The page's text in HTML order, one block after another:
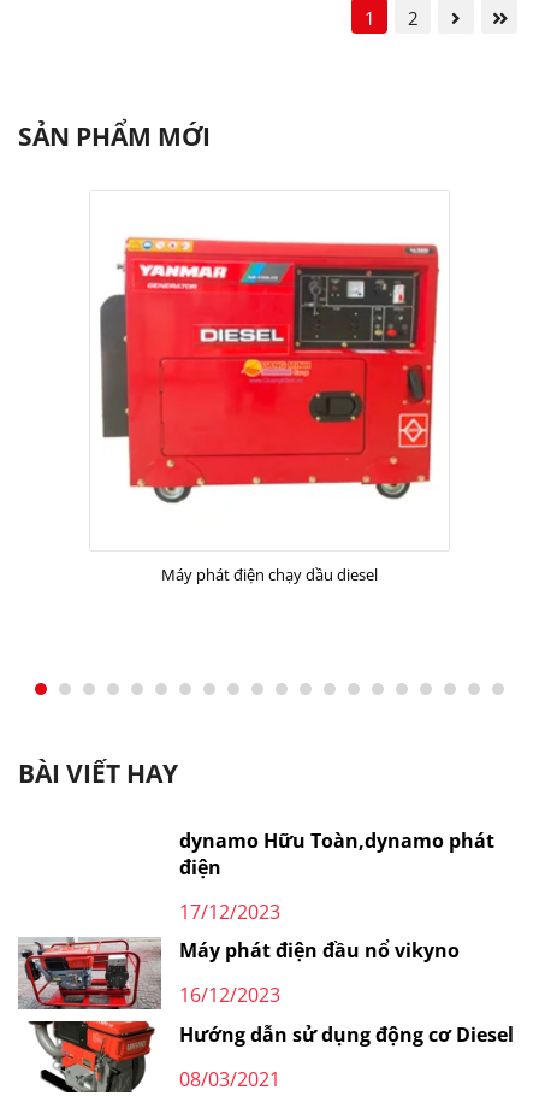
1 2
SẢN PHẨM MỚI
Máy phát điện chạy dầu diesel
BÀI VIẾT HAY
dynamo Hữu Toàn,dynamo phát
điện
17/12/2023
Máy phát điện đầu nổ vikyno
16/12/2023
Hướng dẫn sử dụng động cơ Diesel
08/03/2021